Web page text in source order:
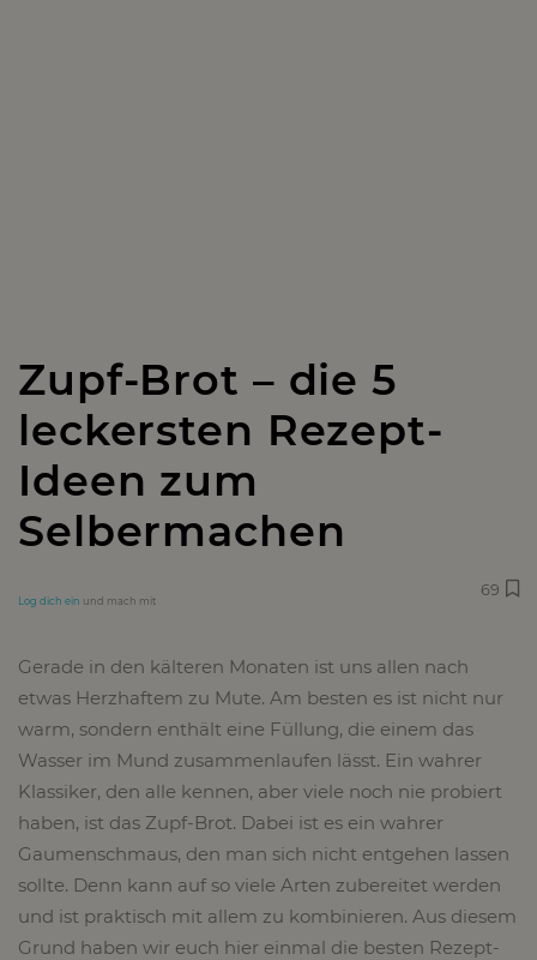
Zupf-Brot – die 5
leckersten Rezept-
Ideen zum
Selbermachen
Log dich ein und mach mit
69
Gerade in den kälteren Monaten ist uns allen nach
etwas Herzhaftem zu Mute. Am besten es ist nicht nur
warm, sondern enthält eine Füllung, die einem das
Wasser im Mund zusammenlaufen lässt. Ein wahrer
Klassiker, den alle kennen, aber viele noch nie probiert
haben, ist das Zupf-Brot. Dabei ist es ein wahrer
Gaumenschmaus, den man sich nicht entgehen lassen
sollte. Denn kann auf so viele Arten zubereitet werden
und ist praktisch mit allem zu kombinieren. Aus diesem
Grund haben wir euch hier einmal die besten Rezept-